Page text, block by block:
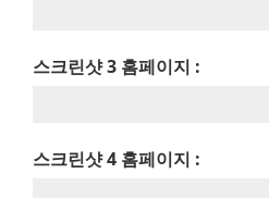
스크린샷 3 홈페이지 :
스크린샷 4 홈페이지 :